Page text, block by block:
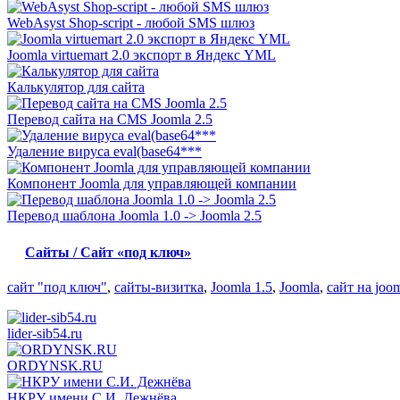
WebAsyst Shop-script - любой SMS шлюз
Joomla virtuemart 2.0 экспорт в Яндекс YML
Калькулятор для сайта
Перевод сайта на CMS Joomla 2.5
Удаление вируса eval(base64***
Компонент Joomla для управляющей компании
Перевод шаблона Joomla 1.0 -> Joomla 2.5
Сайты / Сайт «под ключ»
сайт "под ключ", сайты-визитка, Joomla 1.5, Joomla, сайт на
lider-sib54.ru
ORDYNSK.RU